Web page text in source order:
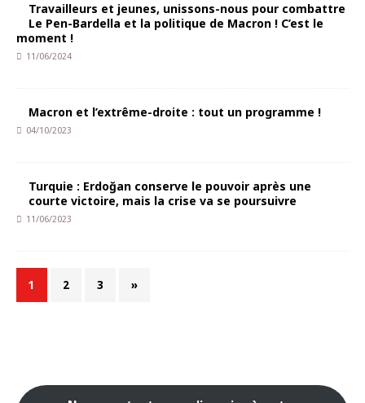
Travailleurs et jeunes, unissons-nous pour combattre
Le Pen-Bardella et la politique de Macron ! C’est le
moment !
11/06/2024
Macron et l’extrême-droite : tout un programme !
04/10/2023
Turquie : Erdoğan conserve le pouvoir après une
courte victoire, mais la crise va se poursuivre
11/06/2023
1 2 3 »